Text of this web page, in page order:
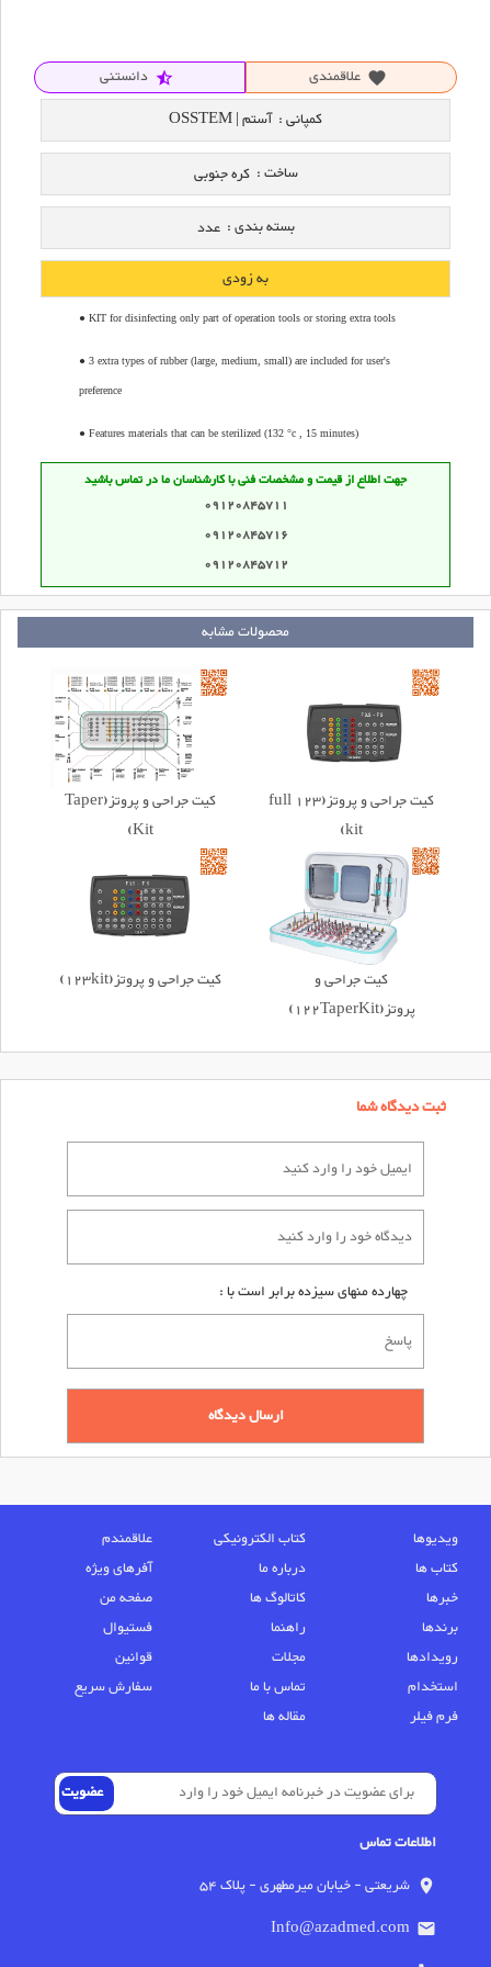
favorite علاقمندی star_half دانستنی
کمپانی :آستم | OSSTEM
ساخت :کره جنوبی
بسته بندی :عدد
به زودی
● KIT for disinfecting only part of operation tools or storing extra tools
● 3 extra types of rubber (large, medium, small) are included for user's
preference
● Features materials that can be sterilized (132 °c , 15 minutes)
جهت اطلاع از قیمت و مشخصات فنی با کارشناسان ما در تماس باشید
09120845711
09120845716
09120845712
محصولات مشابه
کیت جراحی و پروتز(123 full
kit)
کیت جراحی و پروتز(Taper
Kit)
کیت جراحی و
پروتز(122TaperKit)
کیت جراحی و پروتز(123kit)
ثبت دیدگاه شما
چهارده منهای سیزده برابر است با :
ویدیوها کتاب الکترونیکی
علاقمندم
کتاب ها
درباره ما
آفرهای ویژه
خبرها
کاتالوگ ها
صفحه من
برندها
راهنما
فستیوال
رویدادها
مجلات
قوانین
استخدام
تماس با ما
سفارش سریع
فرم فیلر
مقاله ها
اطلاعات تماس
location_on شریعتی - خیابان میرمطهری - پلاک 54
email
Info@azadmed.com